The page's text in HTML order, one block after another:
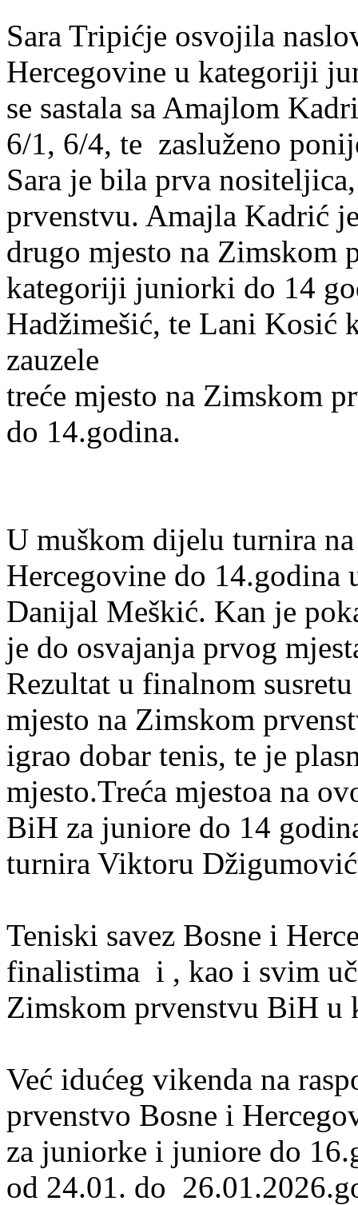
Sara Tripićje osvojila
Hercegovine u kategoriji
se sastala sa Amajlom
6/1, 6/4, te zasluženo
Sara je bila prva
prvenstvu. Amajla Kadrić
drugo mjesto na Zimskom
kategoriji juniorki do 14
Hadžimešić, te Lani Kosić
zauzele
treće mjesto na Zimskom
do 14.godina.
U muškom dijelu turnira
Hercegovine do
Danijal Meškić. Kan je
je do osvajanja prvog
Rezultat u finalnom
mjesto na Zimskom
igrao dobar tenis, te je
mjesto.Treća mjestoa na
BiH za juniore do 14
turnira Viktoru
Teniski savez Bosne i
finalistima i , kao i svim
Zimskom prvenstvu BiH u
Već idućeg vikenda na
prvenstvo Bosne i
za juniorke i juniore do
od 24.01. do